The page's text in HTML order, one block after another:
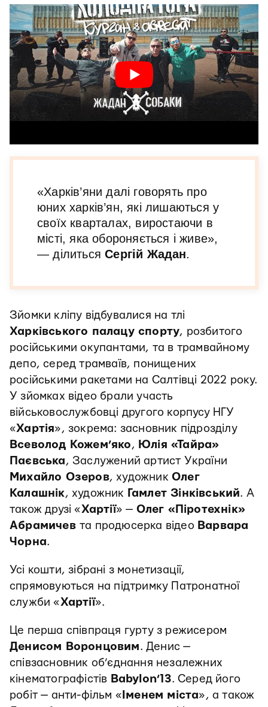
«Харків’яни далі говорять про
юних харків’ян, які лишаються у
своїх кварталах, виростаючи в
місті, яка обороняється і живе»,
— ділитьсяСергій Жадан.
Зйомки кліпу відбувалися на тлі
Харківського палацу спорту, розбитого
російськими окупантами, та в трамвайному
депо, серед трамваїв, понищених
російськими ракетами на Салтівці 2022 року.
У зйомках відео брали участь
військовослужбовці другого корпусу НГУ
«Хартія», зокрема: засновник підрозділу
Всеволод Кожем’яко, Юлія «Тайра»
Паєвська, Заслужений артист України
Михайло Озеров, художникОлег
Калашнік, художник Гамлет Зінківський. А
також друзі «Хартії» — Олег «Піротехнік»
Абрамичев та продюсерка відео Варвара
Чорна.
Усі кошти, зібрані з монетизації,
спрямовуються на підтримку Патронатної
служби «Хартії».
Це перша співпраця гурту з режисером
Денисом Воронцовим. Денис —
співзасновник об’єднання незалежних
кінематографістів Babylon’13. Серед його
робіт — анти-фільм « Іменем міста», а також